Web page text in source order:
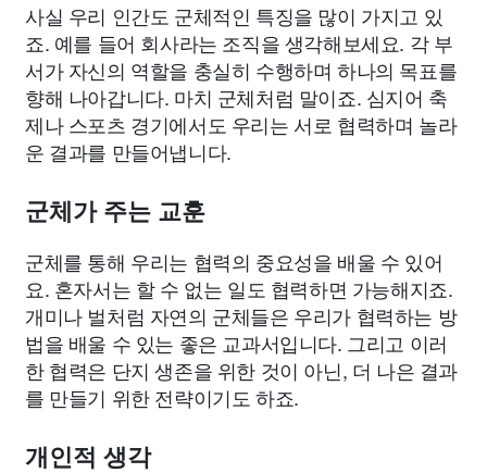
사실 우리 인간도 군체적인 특징을 많이 가지고 있
죠. 예를 들어 회사라는 조직을 생각해보세요. 각 부
서가 자신의 역할을 충실히 수행하며 하나의 목표를
향해 나아갑니다. 마치 군체처럼 말이죠. 심지어 축
제나 스포츠 경기에서도 우리는 서로 협력하며 놀라
운 결과를 만들어냅니다.
군체가 주는 교훈
군체를 통해 우리는 협력의 중요성을 배울 수 있어
요. 혼자서는 할 수 없는 일도 협력하면 가능해지죠.
개미나 벌처럼 자연의 군체들은 우리가 협력하는 방
법을 배울 수 있는 좋은 교과서입니다. 그리고 이러
한 협력은 단지 생존을 위한 것이 아닌, 더 나은 결과
를 만들기 위한 전략이기도 하죠.
개인적 생각